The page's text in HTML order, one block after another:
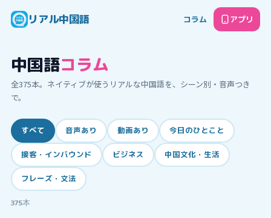
リアル中国語 コラム アプリ
中国語コラム
全375本。ネイティブが使うリアルな中国語を、シーン別・音声つき
で。
すべて 音声あり 動画あり 今日のひとこと
接客・インバウンド ビジネス 中国文化・生活
フレーズ・文法
375本